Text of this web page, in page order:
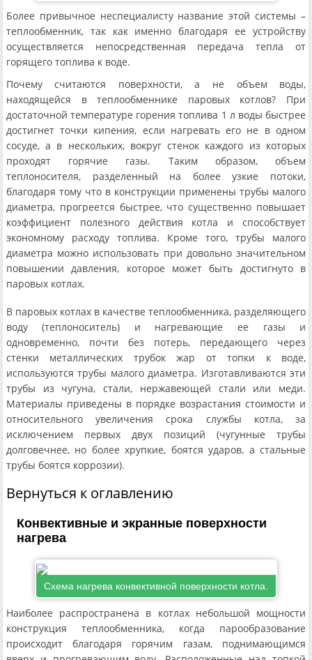
Более привычное неспециалисту название этой системы –
теплообменник, так как именно благодаря ее устройству
осуществляется непосредственная передача тепла от
горящего топлива к воде.
Почему считаются поверхности, а не объем воды,
находящейся в теплообменнике паровых котлов? При
достаточной температуре горения топлива 1 л воды быстрее
достигнет точки кипения, если нагревать его не в одном
сосуде, а в нескольких, вокруг стенок каждого из которых
проходят горячие газы. Таким образом, объем
теплоносителя, разделенный на более узкие потоки,
благодаря тому что в конструкции применены трубы малого
диаметра, прогреется быстрее, что существенно повышает
коэффициент полезного действия котла и способствует
экономному расходу топлива. Кроме того, трубы малого
диаметра можно использовать при довольно значительном
повышении давления, которое может быть достигнуто в
паровых котлах.
В паровых котлах в качестве теплообменника, разделяющего
воду (теплоноситель) и нагревающие ее газы и
одновременно, почти без потерь, передающего через
стенки металлических трубок жар от топки к воде,
используются трубы малого диаметра. Изготавливаются эти
трубы из чугуна, стали, нержавеющей стали или меди.
Материалы приведены в порядке возрастания стоимости и
относительного увеличения срока службы котла, за
исключением первых двух позиций (чугунные трубы
долговечнее, но более хрупкие, боятся ударов, а стальные
трубы боятся коррозии).
Вернуться к оглавлению
Конвективные и экранные поверхности
нагрева
Схема нагрева конвективной поверхности котла.
Наиболее распространена в котлах небольшой мощности
конструкция теплообменника, когда парообразование
происходит благодаря горячим газам, поднимающимся